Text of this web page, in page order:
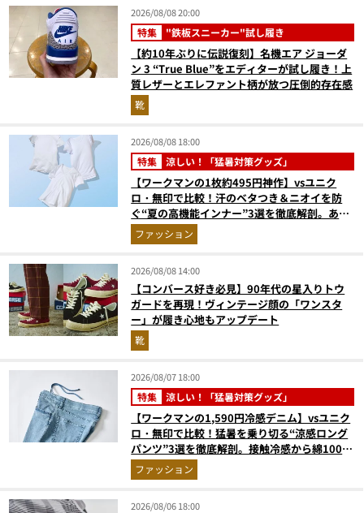
2026/08/08 20:00
特集 "鉄板スニーカー"試し履き
【約10年ぶりに伝説復刻】名機エア ジョーダ
ン 3 “True Blue”をエディターが試し履き！上
質レザーとエレファント柄が放つ圧倒的存在感
靴
2026/08/08 18:00
特集 涼しい！「猛暑対策グッズ」
【ワークマンの1枚約495円神作】vsユニク
ロ・無印で比較！汗のベタつき＆ニオイを防
ぐ“夏の高機能インナー”3選を徹底解剖。あな
たに最適な1着は？
ファッション
2026/08/08 14:00
【コンバース好き必見】90年代の星入りトウ
ガードを再現！ヴィンテージ顔の「ワンスタ
ー」が履き心地もアップデート
靴
2026/08/07 18:00
特集 涼しい！「猛暑対策グッズ」
【ワークマンの1,590円冷感デニム】vsユニク
ロ・無印で比較！猛暑を乗り切る“涼感ロング
パンツ”3選を徹底解剖。接触冷感から綿100%
まで決定版
ファッション
2026/08/06 18:00